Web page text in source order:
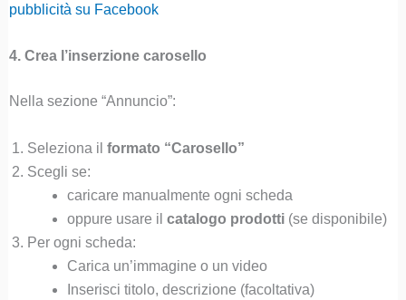
pubblicità su Facebook
4. Crea l’inserzione carosello
Nella sezione “Annuncio”:
Seleziona il formato “Carosello”
Scegli se:
caricare manualmente ogni scheda
oppure usare il catalogo prodotti(se disponibile)
Per ogni scheda:
Carica un’immagine o un video
Inserisci titolo, descrizione (facoltativa)